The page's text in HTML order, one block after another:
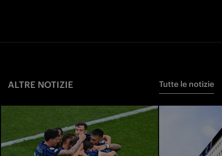
ALTRE NOTIZIE Tutte le notizie